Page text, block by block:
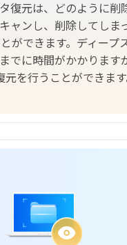
復元は、どのように削
ャンし、削除してしま
ができます。ディープ
でに時間がかかります
を行うことができます